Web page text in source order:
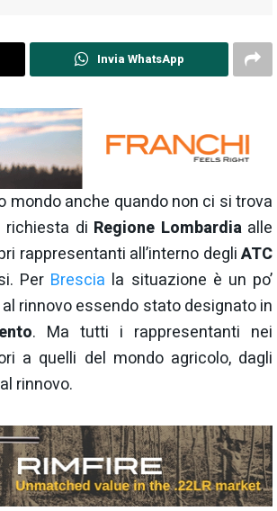
Invia WhatsApp
anche quando non ci si trova
richiesta di Regione Lombardia alle
rappresentanti all’interno degliATC
Per Brescia la situazione è un po’
rinnovo essendo stato designato in
. Ma tutti i rappresentanti nei
a quelli del mondo agricolo, dagli
rinnovo.